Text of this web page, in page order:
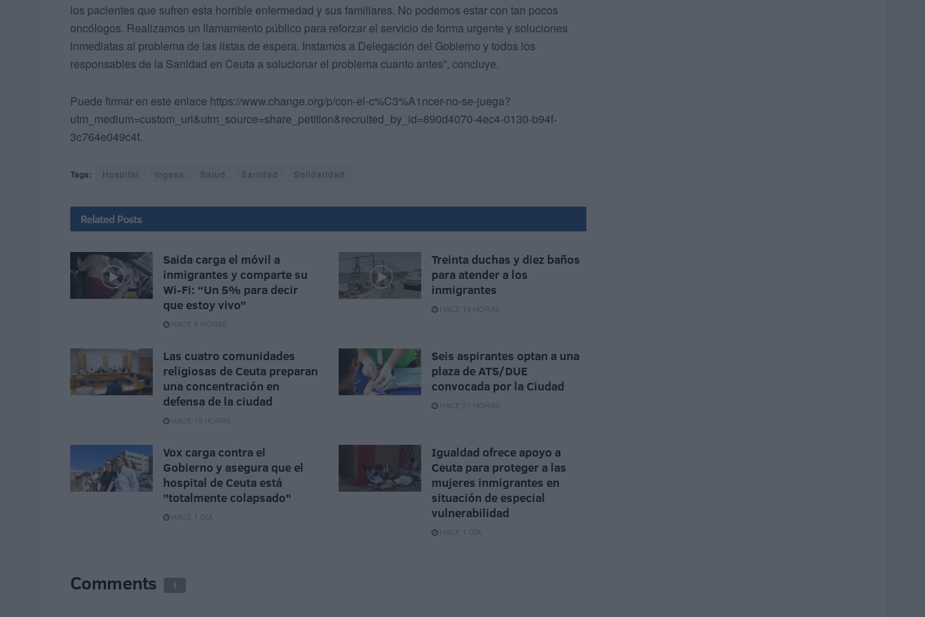
los pacientes que sufren esta horrible enfermedad y sus familiares. No podemos estar con tan pocos
oncólogos. Realizamos un llamamiento público para reforzar el servicio de forma urgente y soluciones
inmediatas al problema de las listas de espera. Instamos a Delegación del Gobierno y todos los
responsables de la Sanidad en Ceuta a solucionar el problema cuanto antes”, concluye.
Puede firmar en este enlace https://www.change.org/p/con-el-c%C3%A1ncer-no-se-juega?
utm_medium=custom_url&utm_source=share_petition&recruited_by_id=890d4070-4ec4-0130-b94f-
3c764e049c4f.
Tags: Hospital Ingesa Salud Sanidad Solidaridad
Related Posts
Saida carga el móvil a
inmigrantes y comparte su
Wi-Fi: “Un 5% para decir
que estoy vivo”
HACE 9 HORAS
Treinta duchas y diez baños
para atender a los
inmigrantes
HACE 14 HORAS
Las cuatro comunidades
religiosas de Ceuta preparan
una concentración en
defensa de la ciudad
HACE 15 HORAS
Seis aspirantes optan a una
plaza de ATS/DUE
convocada por la Ciudad
HACE 21 HORAS
Vox carga contra el
Gobierno y asegura que el
hospital de Ceuta está
"totalmente colapsado"
HACE 1 DÍA
Igualdad ofrece apoyo a
Ceuta para proteger a las
mujeres inmigrantes en
situación de especial
vulnerabilidad
HACE 1 DÍA
Comments 1